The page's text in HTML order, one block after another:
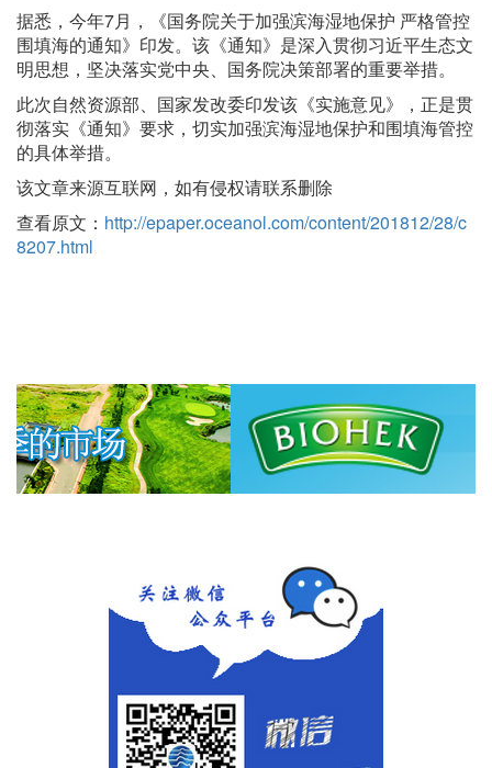
据悉，今年7月，《国务院关于加强滨海湿地保护 严格管控
围填海的通知》印发。该《通知》是深入贯彻习近平生态文
明思想，坚决落实党中央、国务院决策部署的重要举措。
此次自然资源部、国家发改委印发该《实施意见》，正是贯
彻落实《通知》要求，切实加强滨海湿地保护和围填海管控
的具体举措。
该文章来源互联网，如有侵权请联系删除
查看原文： http://epaper.oceanol.com/content/201812/28/c
8207.html